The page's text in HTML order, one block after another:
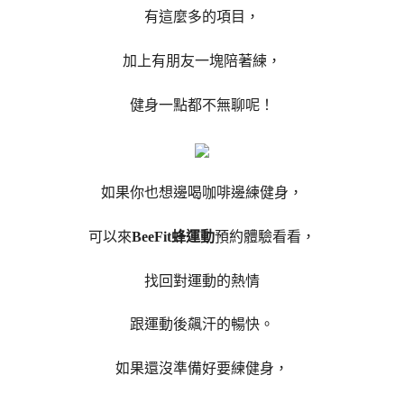
有這麼多的項目，
加上有朋友一塊陪著練，
健身一點都不無聊呢！
如果你也想邊喝咖啡邊練健身，
可以來BeeFit蜂運動預約體驗看看，
找回對運動的熱情
跟運動後飆汗的暢快。
如果還沒準備好要練健身，